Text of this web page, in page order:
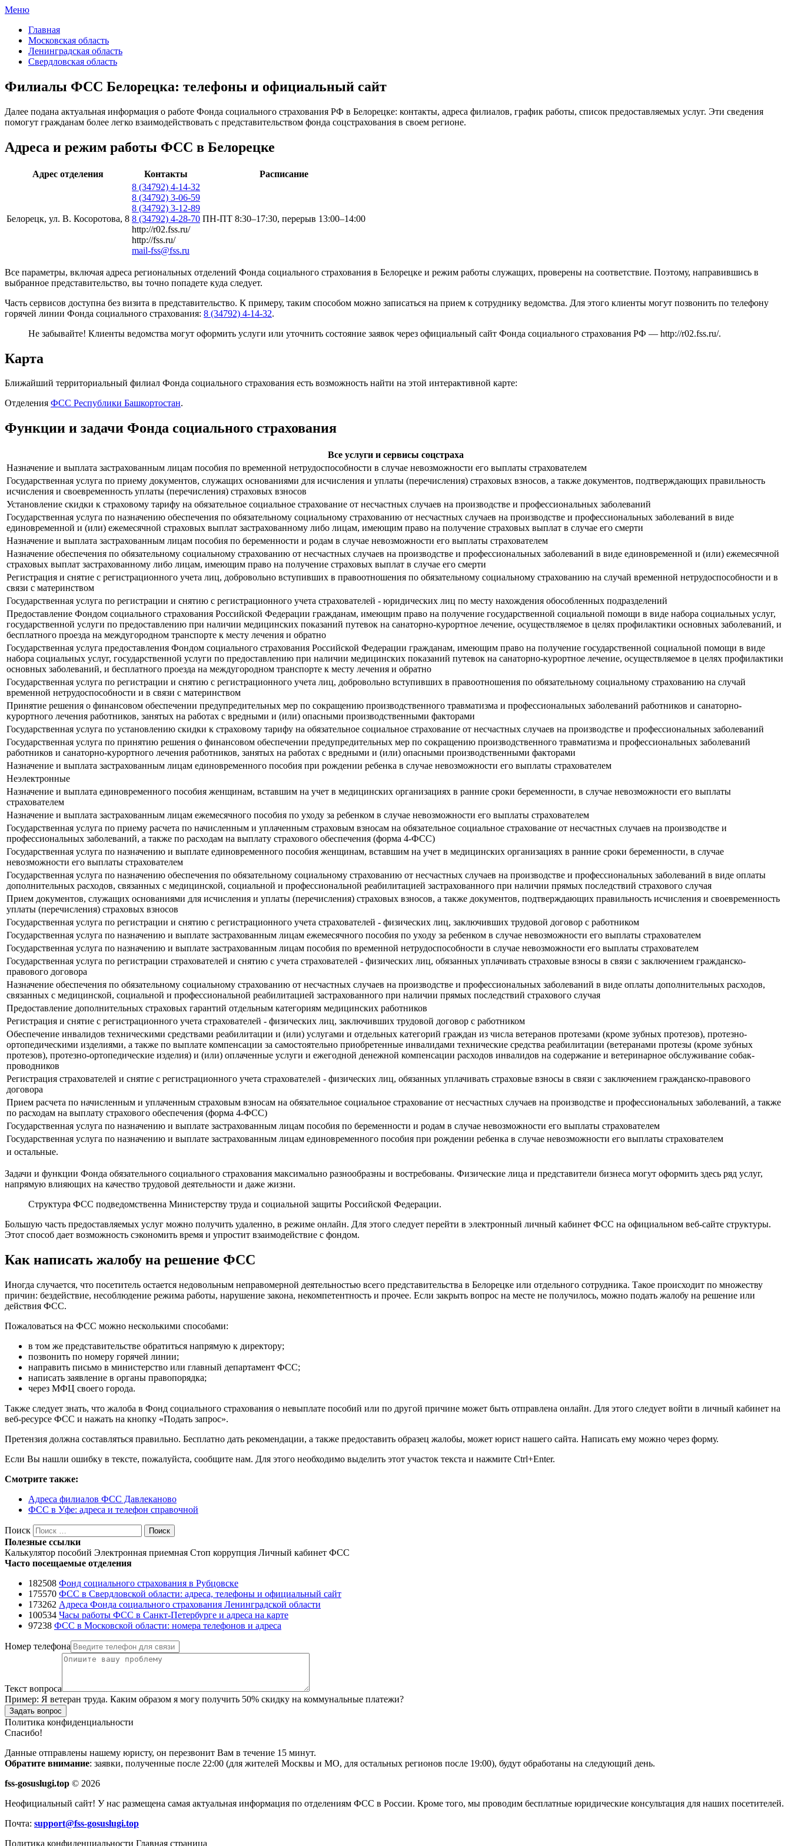
Меню
Главная
Московская область
Ленинградская область
Свердловская область
Филиалы ФСС Белорецка: телефоны и официальный сайт
Далее подана актуальная информация о работе Фонда социального страхования РФ в Белорецке: контакты, адреса филиалов, график работы, список предоставляемых услуг. Эти сведения
помогут гражданам более легко взаимодействовать с представительством фонда соцстрахования в своем регионе.
Адреса и режим работы ФСС в Белорецке
Адрес отделения Контакты Расписание
Белорецк, ул. В. Косоротова, 8
8 (34792) 4-14-32
8 (34792) 3-06-59
8 (34792) 3-12-89
8 (34792) 4-28-70
http://r02.fss.ru/
http://fss.ru/
mail-fss@fss.ru
ПН-ПТ 8:30–17:30, перерыв 13:00–14:00
Все параметры, включая адреса региональных отделений Фонда социального страхования в Белорецке и режим работы служащих, проверены на соответствие. Поэтому, направившись в
выбранное представительство, вы точно попадете куда следует.
Часть сервисов доступна без визита в представительство. К примеру, таким способом можно записаться на прием к сотруднику ведомства. Для этого клиенты могут позвонить по телефону
горячей линии Фонда социального страхования: 8 (34792) 4-14-32.
Не забывайте! Клиенты ведомства могут оформить услуги или уточнить состояние заявок через официальный сайт Фонда социального страхования РФ — http://r02.fss.ru/.
Карта
Ближайший территориальный филиал Фонда социального страхования есть возможность найти на этой интерактивной карте:
Отделения ФСС Республики Башкортостан.
Функции и задачи Фонда социального страхования
Все услуги и сервисы соцстраха
Назначение и выплата застрахованным лицам пособия по временной нетрудоспособности в случае невозможности его выплаты страхователем
Государственная услуга по приему документов, служащих основаниями для исчисления и уплаты (перечисления) страховых взносов, а также документов, подтверждающих правильность
исчисления и своевременность уплаты (перечисления) страховых взносов
Установление скидки к страховому тарифу на обязательное социальное страхование от несчастных случаев на производстве и профессиональных заболеваний
Государственная услуга по назначению обеспечения по обязательному социальному страхованию от несчастных случаев на производстве и профессиональных заболеваний в виде
единовременной и (или) ежемесячной страховых выплат застрахованному либо лицам, имеющим право на получение страховых выплат в случае его смерти
Назначение и выплата застрахованным лицам пособия по беременности и родам в случае невозможности его выплаты страхователем
Назначение обеспечения по обязательному социальному страхованию от несчастных случаев на производстве и профессиональных заболеваний в виде единовременной и (или) ежемесячной
страховых выплат застрахованному либо лицам, имеющим право на получение страховых выплат в случае его смерти
Регистрация и снятие с регистрационного учета лиц, добровольно вступивших в правоотношения по обязательному социальному страхованию на случай временной нетрудоспособности и в
связи с материнством
Государственная услуга по регистрации и снятию с регистрационного учета страхователей - юридических лиц по месту нахождения обособленных подразделений
Предоставление Фондом социального страхования Российской Федерации гражданам, имеющим право на получение государственной социальной помощи в виде набора социальных услуг,
государственной услуги по предоставлению при наличии медицинских показаний путевок на санаторно-курортное лечение, осуществляемое в целях профилактики основных заболеваний, и
бесплатного проезда на междугородном транспорте к месту лечения и обратно
Государственная услуга предоставления Фондом социального страхования Российской Федерации гражданам, имеющим право на получение государственной социальной помощи в виде
набора социальных услуг, государственной услуги по предоставлению при наличии медицинских показаний путевок на санаторно-курортное лечение, осуществляемое в целях профилактики
основных заболеваний, и бесплатного проезда на междугородном транспорте к месту лечения и обратно
Государственная услуга по регистрации и снятию с регистрационного учета лиц, добровольно вступивших в правоотношения по обязательному социальному страхованию на случай
временной нетрудоспособности и в связи с материнством
Принятие решения о финансовом обеспечении предупредительных мер по сокращению производственного травматизма и профессиональных заболеваний работников и санаторно-
курортного лечения работников, занятых на работах с вредными и (или) опасными производственными факторами
Государственная услуга по установлению скидки к страховому тарифу на обязательное социальное страхование от несчастных случаев на производстве и профессиональных заболеваний
Государственная услуга по принятию решения о финансовом обеспечении предупредительных мер по сокращению производственного травматизма и профессиональных заболеваний
работников и санаторно-курортного лечения работников, занятых на работах с вредными и (или) опасными производственными факторами
Назначение и выплата застрахованным лицам единовременного пособия при рождении ребенка в случае невозможности его выплаты страхователем
Неэлектронные
Назначение и выплата единовременного пособия женщинам, вставшим на учет в медицинских организациях в ранние сроки беременности, в случае невозможности его выплаты
страхователем
Назначение и выплата застрахованным лицам ежемесячного пособия по уходу за ребенком в случае невозможности его выплаты страхователем
Государственная услуга по приему расчета по начисленным и уплаченным страховым взносам на обязательное социальное страхование от несчастных случаев на производстве и
профессиональных заболеваний, а также по расходам на выплату страхового обеспечения (форма 4-ФСС)
Государственная услуга по назначению и выплате единовременного пособия женщинам, вставшим на учет в медицинских организациях в ранние сроки беременности, в случае
невозможности его выплаты страхователем
Государственная услуга по назначению обеспечения по обязательному социальному страхованию от несчастных случаев на производстве и профессиональных заболеваний в виде оплаты
дополнительных расходов, связанных с медицинской, социальной и профессиональной реабилитацией застрахованного при наличии прямых последствий страхового случая
Прием документов, служащих основаниями для исчисления и уплаты (перечисления) страховых взносов, а также документов, подтверждающих правильность исчисления и своевременность
уплаты (перечисления) страховых взносов
Государственная услуга по регистрации и снятию с регистрационного учета страхователей - физических лиц, заключивших трудовой договор с работником
Государственная услуга по назначению и выплате застрахованным лицам ежемесячного пособия по уходу за ребенком в случае невозможности его выплаты страхователем
Государственная услуга по назначению и выплате застрахованным лицам пособия по временной нетрудоспособности в случае невозможности его выплаты страхователем
Государственная услуга по регистрации страхователей и снятию с учета страхователей - физических лиц, обязанных уплачивать страховые взносы в связи с заключением гражданско-
правового договора
Назначение обеспечения по обязательному социальному страхованию от несчастных случаев на производстве и профессиональных заболеваний в виде оплаты дополнительных расходов,
связанных с медицинской, социальной и профессиональной реабилитацией застрахованного при наличии прямых последствий страхового случая
Предоставление дополнительных страховых гарантий отдельным категориям медицинских работников
Регистрация и снятие с регистрационного учета страхователей - физических лиц, заключивших трудовой договор с работником
Обеспечение инвалидов техническими средствами реабилитации и (или) услугами и отдельных категорий граждан из числа ветеранов протезами (кроме зубных протезов), протезно-
ортопедическими изделиями, а также по выплате компенсации за самостоятельно приобретенные инвалидами технические средства реабилитации (ветеранами протезы (кроме зубных
протезов), протезно-ортопедические изделия) и (или) оплаченные услуги и ежегодной денежной компенсации расходов инвалидов на содержание и ветеринарное обслуживание собак-
проводников
Регистрация страхователей и снятие с регистрационного учета страхователей - физических лиц, обязанных уплачивать страховые взносы в связи с заключением гражданско-правового
договора
Прием расчета по начисленным и уплаченным страховым взносам на обязательное социальное страхование от несчастных случаев на производстве и профессиональных заболеваний, а также
по расходам на выплату страхового обеспечения (форма 4-ФСС)
Государственная услуга по назначению и выплате застрахованным лицам пособия по беременности и родам в случае невозможности его выплаты страхователем
Государственная услуга по назначению и выплате застрахованным лицам единовременного пособия при рождении ребенка в случае невозможности его выплаты страхователем
и остальные.
Задачи и функции Фонда обязательного социального страхования максимально разнообразны и востребованы. Физические лица и представители бизнеса могут оформить здесь ряд услуг,
напрямую влияющих на качество трудовой деятельности и даже жизни.
Структура ФСС подведомственна Министерству труда и социальной защиты Российской Федерации.
Большую часть предоставляемых услуг можно получить удаленно, в режиме онлайн. Для этого следует перейти в электронный личный кабинет ФСС на официальном веб-сайте структуры.
Этот способ дает возможность сэкономить время и упростит взаимодействие с фондом.
Как написать жалобу на решение ФСС
Иногда случается, что посетитель остается недовольным неправомерной деятельностью всего представительства в Белорецке или отдельного сотрудника. Такое происходит по множеству
причин: бездействие, несоблюдение режима работы, нарушение закона, некомпетентность и прочее. Если закрыть вопрос на месте не получилось, можно подать жалобу на решение или
действия ФСС.
Пожаловаться на ФСС можно несколькими способами:
в том же представительстве обратиться напрямую к директору;
позвонить по номеру горячей линии;
направить письмо в министерство или главный департамент ФСС;
написать заявление в органы правопорядка;
через МФЦ своего города.
Также следует знать, что жалоба в Фонд социального страхования о невыплате пособий или по другой причине может быть отправлена онлайн. Для этого следует войти в личный кабинет на
веб-ресурсе ФСС и нажать на кнопку «Подать запрос».
Претензия должна составляться правильно. Бесплатно дать рекомендации, а также предоставить образец жалобы, может юрист нашего сайта. Написать ему можно через форму.
Если Вы нашли ошибку в тексте, пожалуйста, сообщите нам. Для этого необходимо выделить этот участок текста и нажмите Ctrl+Enter.
Смотрите также:
Адреса филиалов ФСС Давлеканово
ФСС в Уфе: адреса и телефон справочной
Поиск Поиск
Полезные ссылки
Калькулятор пособий Электронная приемная Стоп коррупция Личный кабинет ФСС
Часто посещаемые отделения
182508 Фонд социального страхования в Рубцовске
175570 ФСС в Свердловской области: адреса, телефоны и официальный сайт
173262 Адреса Фонда социального страхования Ленинградской области
100534 Часы работы ФСС в Санкт-Петербурге и адреса на карте
97238 ФСС в Московской области: номера телефонов и адреса
Номер телефона
Текст вопроса
Пример: Я ветеран труда. Каким образом я могу получить 50% скидку на коммунальные платежи?
Задать вопрос
Политика конфиденциальности
Спасибо!
Данные отправлены нашему юристу, он перезвонит Вам в течение 15 минут.
Обратите внимание: заявки, полученные после 22:00 (для жителей Москвы и МО, для остальных регионов после 19:00), будут обработаны на следующий день.
fss-gosuslugi.top © 2026
Неофициальный сайт! У нас размещена самая актуальная информация по отделениям ФСС в России. Кроме того, мы проводим бесплатные юридические консультация для наших посетителей.
Почта: support@fss-gosuslugi.top
Политика конфиденциальности Главная страница